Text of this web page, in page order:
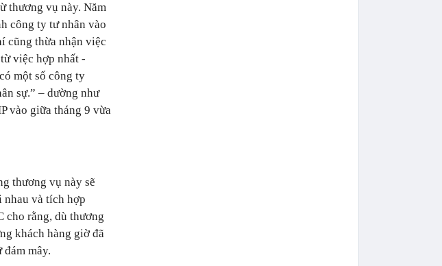
thương vụ này. Năm
công ty tư nhân vào
cũng thừa nhận việc
việc hợp nhất -
một số công ty
sự.” – dường như
vào giữa tháng 9 vừa
thương vụ này sẽ
nhau và tích hợp
cho rằng, dù thương
khách hàng giờ đã
mây.